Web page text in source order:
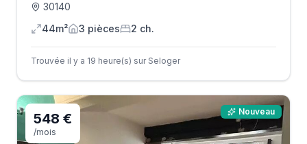
30140
44m²
3 pièces 2 ch.
Trouvée il y a 19 heure(s) sur Seloger
548 €
/mois
Nouveau